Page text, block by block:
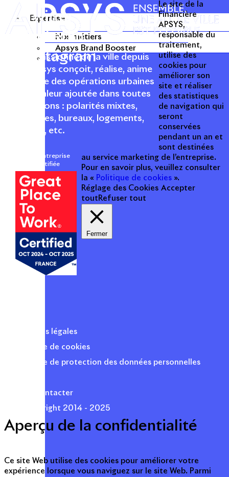
Expertise
Nos métiers
Apsys Brand Booster
Acteur passionné de la ville depuis
1996, Apsys conçoit, réalise, anime
et valorise des opérations urbaines
à forte valeur ajoutée dans toutes
les fonctions : polarités mixtes,
commerces, bureaux, logements,
hôtellerie, etc.
Une entreprise
certifiée
Mentions légales
Politique de cookies
Politique de protection des données personnelles
Nous contacter
© Copyright 2014 - 2025
Twitter
Linkedin
Instagram
Le site de la
Financière
APSYS,
responsable du
traitement,
utilise des
cookies pour
améliorer son
site et réaliser
des statistiques
de navigation qui
seront
conservées
pendant un an et
sont destinées
au service marketing de l’entreprise.
Pour en savoir plus, veuillez consulter
la « Politique de cookies ».
Réglage des Cookies Accepter
tout Refuser tout
Fermer
Aperçu de la confidentialité
Ce site Web utilise des cookies pour améliorer votre
expérience lorsque vous naviguez sur le site Web. Parmi